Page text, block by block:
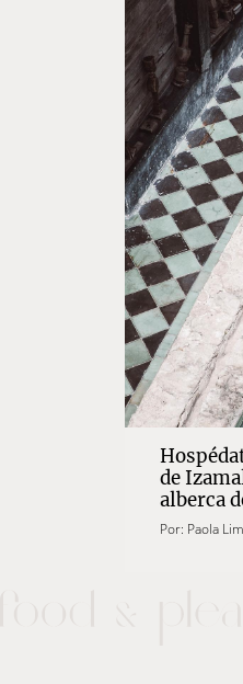
de
alberca
Por: Paola